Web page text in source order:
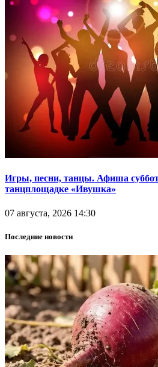
Игры, песни, танцы. Афиша
танцплощадке «Ивушка»
07 августа, 2026 14:30
Последние новости